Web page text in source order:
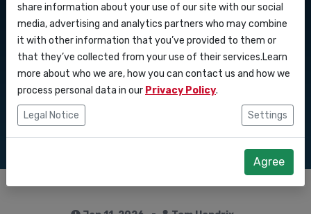
Webhooks
Integrazioni
Zapier
Blog
Accordo del livello di
Richiedi un preventivo
API SMS per
notifiche
governative
share information about your use of our site with our social
media, advertising and analytics partners who may combine
it with other information that you’ve provided to them or
that they’ve collected from your use of their services.Learn
more about who we are, how you can contact us and how we
process personal data in our Privacy Policy.
Legal Notice Settings
Agree